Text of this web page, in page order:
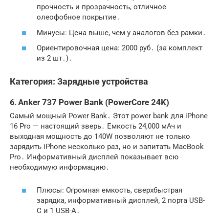
прочность и прозрачность, отличное
олеофобное покрытие․
Минусы: Цена выше, чем у аналогов без рамки․
Ориентировочная цена: 2000 руб․ (за комплект
из 2 шт․)․
Категория: Зарядные устройства
6․ Anker 737 Power Bank (PowerCore 24K)
Самый мощный Power Bank․ Этот power bank для iPhone
16 Pro — настоящий зверь․ Емкость 24,000 мАч и
выходная мощность до 140W позволяют не только
зарядить iPhone несколько раз, но и запитать MacBook
Pro․ Информативный дисплей показывает всю
необходимую информацию․
Плюсы: Огромная емкость, сверхбыстрая
зарядка, информативный дисплей, 2 порта USB-
C и 1 USB-A․